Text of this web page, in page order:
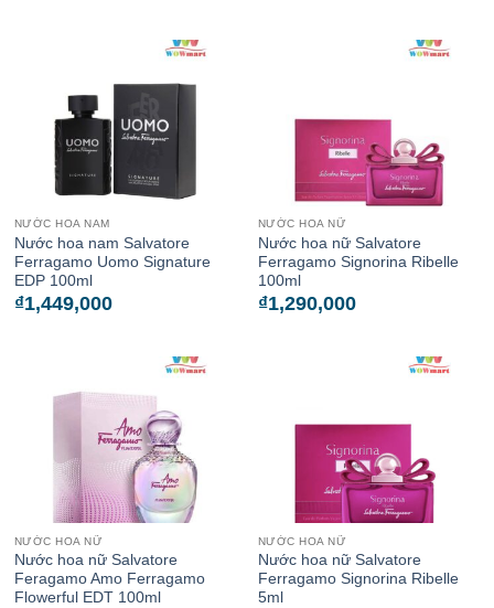
NƯỚC HOA NAM
Nước hoa nam Salvatore
Ferragamo Uomo Signature
EDP 100ml
₫1,449,000
NƯỚC HOA NỮ
Nước hoa nữ Salvatore
Ferragamo Signorina Ribelle
100ml
₫1,290,000
NƯỚC HOA NỮ
Nước hoa nữ Salvatore
Feragamo Amo Ferragamo
Flowerful EDT 100ml
NƯỚC HOA NỮ
Nước hoa nữ Salvatore
Ferragamo Signorina Ribelle
5ml